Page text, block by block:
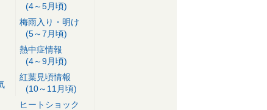
(4～5月頃)
梅雨入り・明け
(5～7月頃)
熱中症情報
(4～9月頃)
紅葉見頃情報
(10～11月頃)
ヒートショック